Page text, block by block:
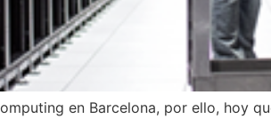
en Barcelona, por ello, hoy